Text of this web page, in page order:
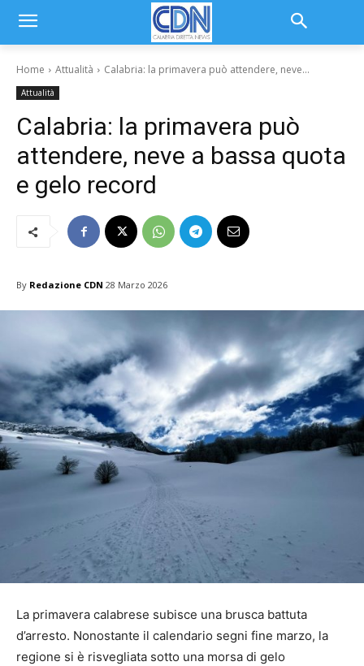
Home Attualità Calabria: la primavera può attendere, neve...
Attualità
Calabria: la primavera può
attendere, neve a bassa quota
e gelo record
By Redazione CDN 28 Marzo 2026
La primavera calabrese subisce una brusca battuta
d’arresto. Nonostante il calendario segni fine marzo, la
regione si è risvegliata sotto una morsa di gelo